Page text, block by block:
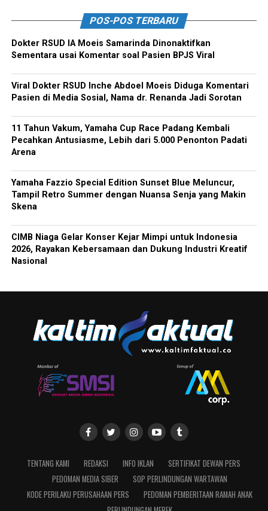
POS-POS TERBARU
Dokter RSUD IA Moeis Samarinda Dinonaktifkan
Sementara usai Komentar soal Pasien BPJS Viral
Viral Dokter RSUD Inche Abdoel Moeis Diduga Komentari
Pasien di Media Sosial, Nama dr. Renanda Jadi Sorotan
11 Tahun Vakum, Yamaha Cup Race Padang Kembali
Pecahkan Antusiasme, Lebih dari 5.000 Penonton Padati
Arena
Yamaha Fazzio Special Edition Sunset Blue Meluncur,
Tampil Retro Summer dengan Nuansa Senja yang Makin
Skena
CIMB Niaga Gelar Konser Kejar Mimpi untuk Indonesia
2026, Rayakan Kebersamaan dan Dukung Industri Kreatif
Nasional
TENTANG KAMI REDAKSI INFO IKLAN
SERTIFIKAT DEWAN PERS
PEDOMAN MEDIA SIBER
SOP PERLINDUNGAN WARTAWAN
KODE PERILAKU PERUSAHAAN PERS
PEDOMAN PEMBERITAAN RAMAH ANAK